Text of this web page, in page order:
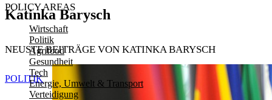
POLICY AREAS
Wirtschaft
Politik
Agrifood
Gesundheit
Tech
Energie, Umwelt & Transport
Verteidigung
Katinka Barysch
NEUSTE BEITRÄGE VON KATINKA BARYSCH
POLITIK